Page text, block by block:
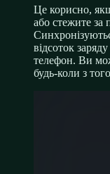
Це корисно,
або стежите за
відсоток
телефон. Ви
будь-коли з